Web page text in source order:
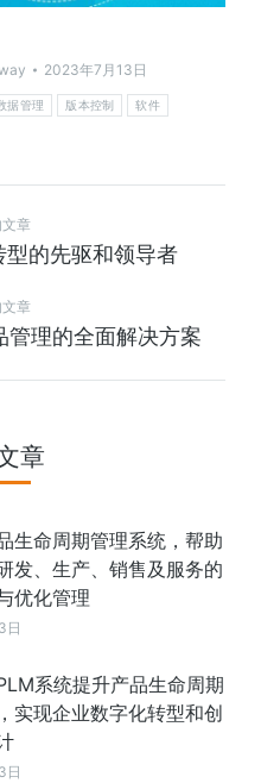
2023年7月13日
据管理 版本控制 软件
章
的先驱和领导者
章
管理的全面解决方案
章
生命周期管理系统，帮助
发、生产、销售及服务的
优化管理
日
系统提升产品生命周期
实现企业数字化转型和创
日